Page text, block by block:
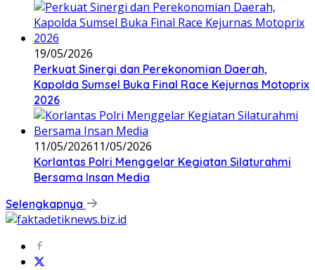
19/05/2026
Perkuat Sinergi dan Perekonomian Daerah,
Kapolda Sumsel Buka Final Race Kejurnas Motoprix
2026
11/05/202611/05/2026
Korlantas Polri Menggelar Kegiatan Silaturahmi
Bersama Insan Media
Selengkapnya